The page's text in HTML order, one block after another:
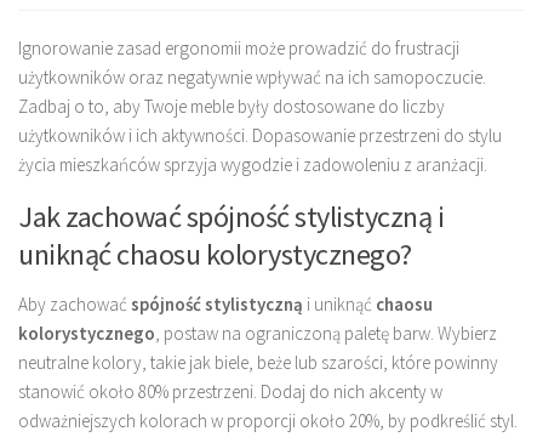
Ignorowanie zasad ergonomii może prowadzić do frustracji
użytkowników oraz negatywnie wpływać na ich samopoczucie.
Zadbaj o to, aby Twoje meble były dostosowane do liczby
użytkowników i ich aktywności. Dopasowanie przestrzeni do stylu
życia mieszkańców sprzyja wygodzie i zadowoleniu z aranżacji.
Jak zachować spójność stylistyczną i
uniknąć chaosu kolorystycznego?
Aby zachować spójność stylistyczną i uniknąć chaosu
kolorystycznego, postaw na ograniczoną paletę barw. Wybierz
neutralne kolory, takie jak biele, beże lub szarości, które powinny
stanowić około 80% przestrzeni. Dodaj do nich akcenty w
odważniejszych kolorach w proporcji około 20%, by podkreślić styl.